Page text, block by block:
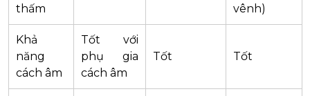
thấm
vênh)
Khả
năng
cách âm
Tốt với
phụ gia
cách âm
Tốt Tốt